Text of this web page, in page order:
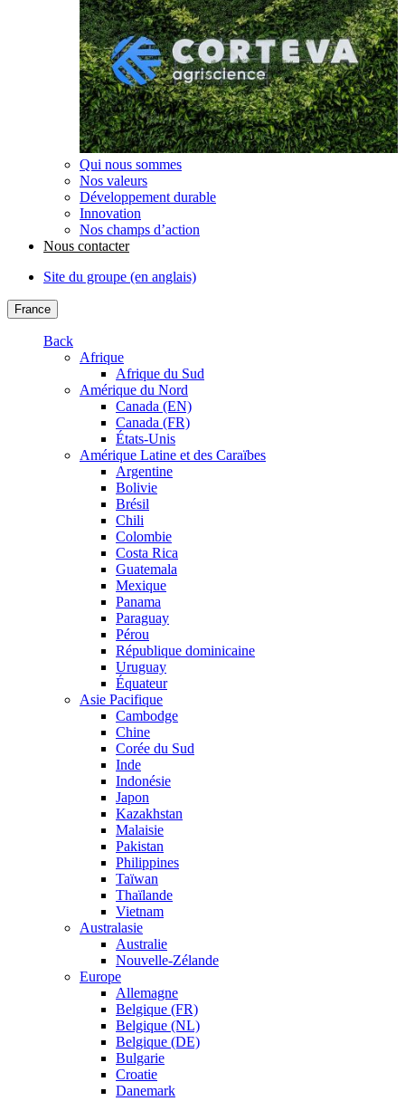
Qui nous sommes
Nos valeurs
Développement durable
Innovation
Nos champs d’action
Nous contacter
Site du groupe (en anglais)
France
Back
Afrique
Afrique du Sud
Amérique du Nord
Canada (EN)
Canada (FR)
États-Unis
Amérique Latine et des Caraïbes
Argentine
Bolivie
Brésil
Chili
Colombie
Costa Rica
Guatemala
Mexique
Panama
Paraguay
Pérou
République dominicaine
Uruguay
Équateur
Asie Pacifique
Cambodge
Chine
Corée du Sud
Inde
Indonésie
Japon
Kazakhstan
Malaisie
Pakistan
Philippines
Taïwan
Thaïlande
Vietnam
Australasie
Australie
Nouvelle-Zélande
Europe
Allemagne
Belgique (FR)
Belgique (NL)
Belgique (DE)
Bulgarie
Croatie
Danemark